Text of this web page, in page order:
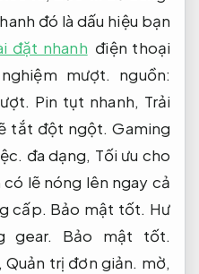
đó là dấu hiệu bạn
đặt nhanh điện thoại
mượt. nguồn:
Pin tụt nhanh, Trải
tắt đột ngột.Gaming
đa dạng, Tối ưu cho
lẽ nóng lên ngay cả
cấp. Bảo mật tốt. Hư
gear.
Bảo mật tốt.
Quản trị đơn giản. mờ,